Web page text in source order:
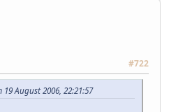
#722
August 2006, 22:21:57